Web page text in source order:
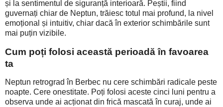
și la sentimentul de siguranță interioară. Peștii, fiind
guvernați chiar de Neptun, trăiesc totul mai profund, la nivel
emoțional și intuitiv, chiar dacă în exterior schimbările sunt
mai puțin vizibile.
Cum poți folosi această perioadă în favoarea
ta
Neptun retrograd în Berbec nu cere schimbări radicale peste
noapte. Cere onestitate. Poți folosi aceste cinci luni pentru a
observa unde ai acționat din frică mascată în curaj, unde ai